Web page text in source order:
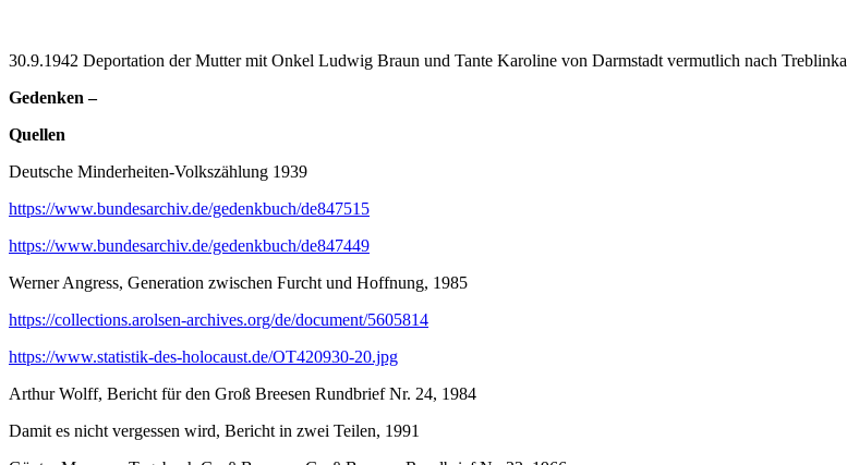
30.9.1942 Deportation der Mutter mit Onkel Ludwig Braun und Tante Karoline von Darmstadt vermutlich nach Treblinka
Gedenken –
Quellen
Deutsche Minderheiten-Volkszählung 1939
https://www.bundesarchiv.de/gedenkbuch/de847515
https://www.bundesarchiv.de/gedenkbuch/de847449
Werner Angress, Generation zwischen Furcht und Hoffnung, 1985
https://collections.arolsen-archives.org/de/document/5605814
https://www.statistik-des-holocaust.de/OT420930-20.jpg
Arthur Wolff, Bericht für den Groß Breesen Rundbrief Nr. 24, 1984
Damit es nicht vergessen wird, Bericht in zwei Teilen, 1991